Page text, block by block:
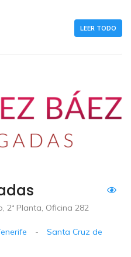
LEER TODO
2ª Planta, Oficina 282
-
Santa Cruz de